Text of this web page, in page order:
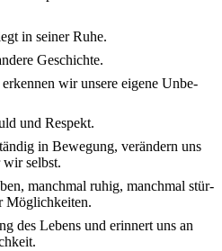
in seiner Ruhe.
Geschich­te.
wir unse­re eige­ne Unbe­
und Respekt.
in Bewe­gung, verän­dern uns
selbst.
manch­mal ruhig, manch­mal stür­
Möglich­kei­ten.
des Lebens und erin­nert uns an